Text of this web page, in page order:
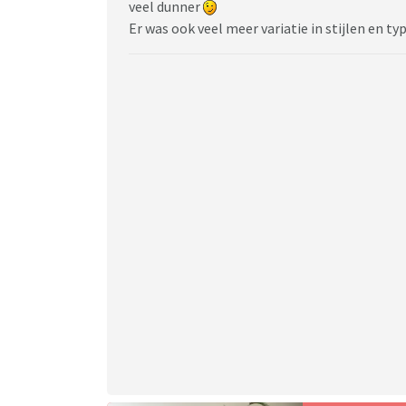
veel dunner
Er was ook veel meer variatie in stijlen en